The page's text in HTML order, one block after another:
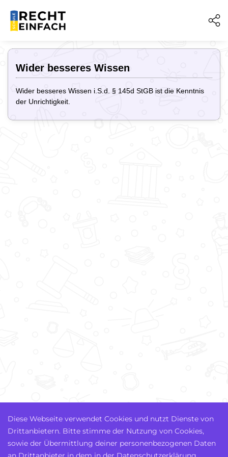
Wider besseres Wissen
Wider besseres Wissen i.S.d. § 145d StGB ist die Kenntnis
der Unrichtigkeit.
Diese Webseite verwendet Cookies und nutzt Dienste von
Drittanbietern. Bitte stimme der Nutzung von Cookies,
sowie der Übermittlung deiner personenbezogenen Daten